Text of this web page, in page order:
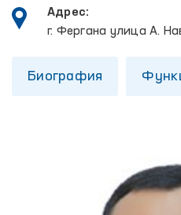
Адрес:
г. Фергана улица А.
Биография